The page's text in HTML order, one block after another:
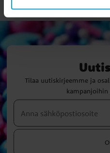
Tilaa uutiskirjeemme ja